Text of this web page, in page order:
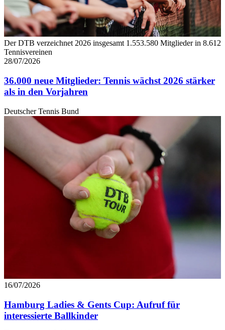
Der DTB verzeichnet 2026 insgesamt 1.553.580 Mitglieder in 8.612
Tennisvereinen
28/07/2026
36.000 neue Mitglieder: Tennis wächst 2026 stärker
als in den Vorjahren
Deutscher Tennis Bund
16/07/2026
Hamburg Ladies & Gents Cup: Aufruf für
interessierte Ballkinder